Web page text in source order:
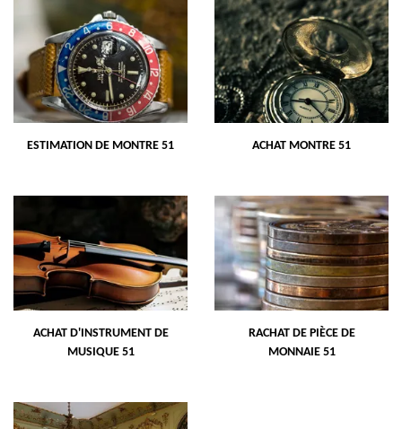
ESTIMATION DE MONTRE 51 ACHAT MONTRE 51
ACHAT D'INSTRUMENT DE
MUSIQUE 51
RACHAT DE PIÈCE DE
MONNAIE 51